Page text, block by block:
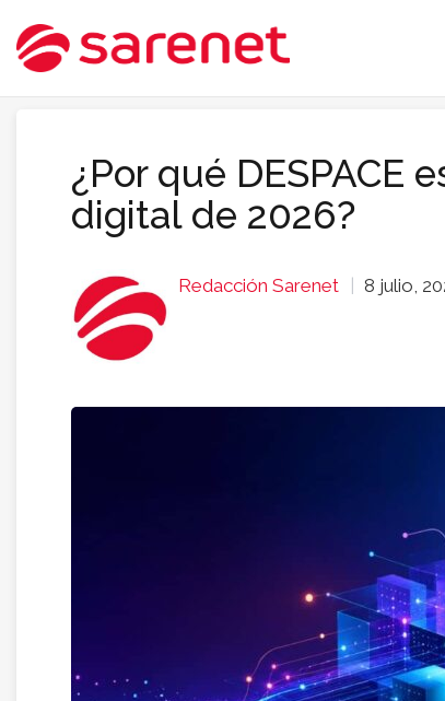
¿Por qué DESPACE
digital de 2026?
Redacción Sarenet 8 julio,